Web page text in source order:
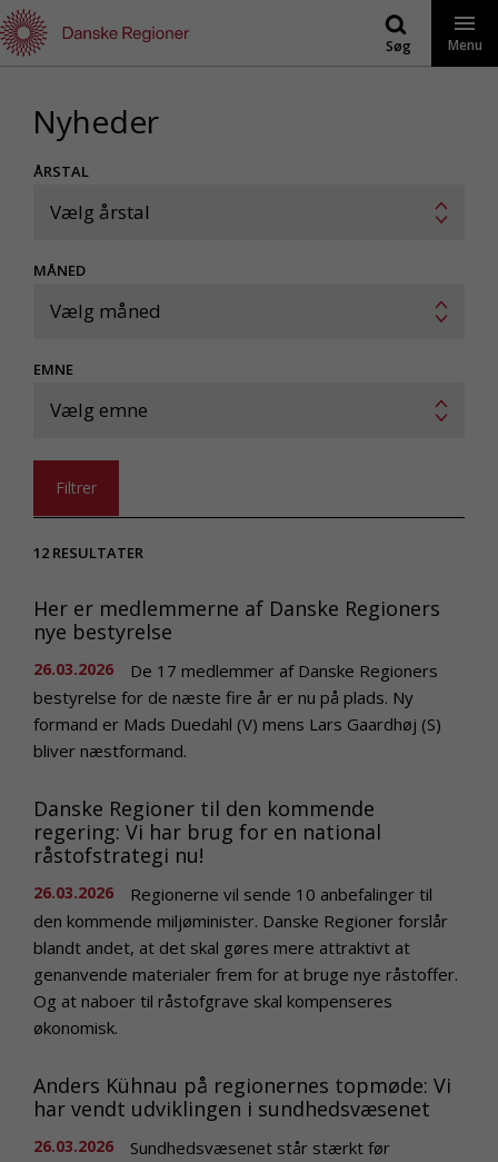
Gå
til
indhold
Søg Menu
Nyheder
ÅRSTAL
Vælg årstal
MÅNED
Vælg måned
EMNE
Vælg emne
12 RESULTATER
Her er medlemmerne af Danske Regioners
nye bestyrelse
26.03.2026
De 17 medlemmer af Danske Regioners
bestyrelse for de næste fire år er nu på plads. Ny
formand er Mads Duedahl (V) mens Lars Gaardhøj (S)
bliver næstformand.
Danske Regioner til den kommende
regering: Vi har brug for en national
råstofstrategi nu!
26.03.2026
Regionerne vil sende 10 anbefalinger til
den kommende miljøminister. Danske Regioner forslår
blandt andet, at det skal gøres mere attraktivt at
genanvende materialer frem for at bruge nye råstoffer.
Og at naboer til råstofgrave skal kompenseres
økonomisk.
Anders Kühnau på regionernes topmøde: Vi
har vendt udviklingen i sundhedsvæsenet
26.03.2026
Sundhedsvæsenet står stærkt før